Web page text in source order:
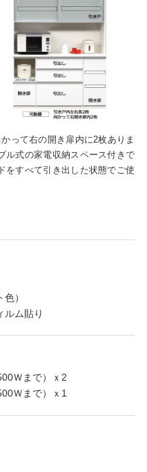
って右の開き扉内に2枚ありま
ル式の家電収納スペース付きで
すべて引き出した状態でご使
）
ルム貼り
Ｗまで）ｘ2
Ｗまで）ｘ1